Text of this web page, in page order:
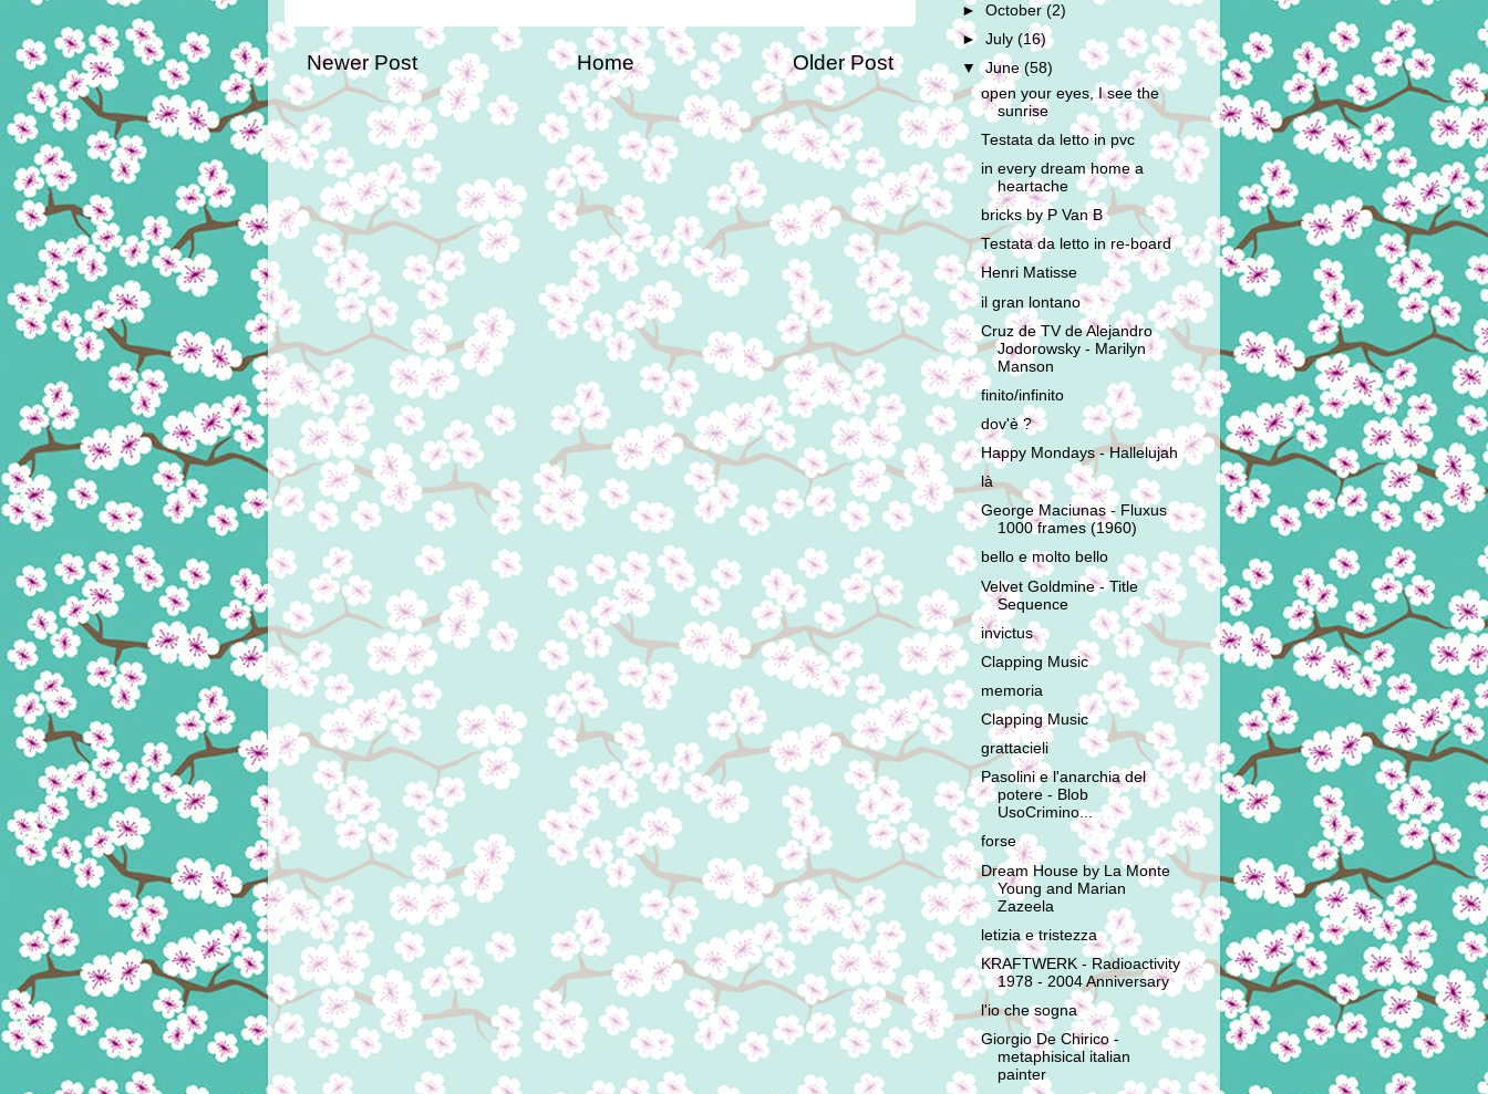
Newer Post Older Post
Home
►October(2)
►July(16)
▼June(58)
open your eyes, I see the
sunrise
Testata da letto in pvc
in every dream home a
heartache
bricks by P Van B
Testata da letto in re-board
Henri Matisse
il gran lontano
Cruz de TV de Alejandro
Jodorowsky - Marilyn
Manson
finito/infinito
dov'è ?
Happy Mondays - Hallelujah
là
George Maciunas - Fluxus
1000 frames (1960)
bello e molto bello
Velvet Goldmine - Title
Sequence
invictus
Clapping Music
memoria
Clapping Music
grattacieli
Pasolini e l'anarchia del
potere - Blob
UsoCrimino...
forse
Dream House by La Monte
Young and Marian
Zazeela
letizia e tristezza
KRAFTWERK - Radioactivity
1978 - 2004 Anniversary
l'io che sogna
Giorgio De Chirico -
metaphisical italian
painter